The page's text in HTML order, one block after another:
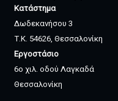
Κατάστημα
Δωδεκανήσου 3
Τ.Κ. 54626, Θεσσαλονίκη
Εργοστάσιο
6ο χιλ. οδού Λαγκαδά
Θεσσαλονίκη